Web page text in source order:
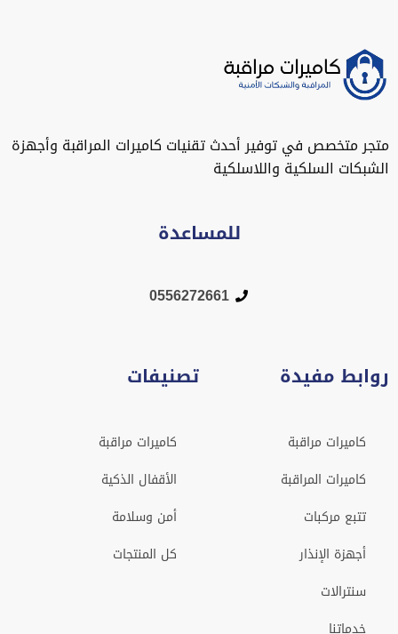
متجر متخصص في توفير أحدث تقنيات كاميرات المراقبة وأجهزة
الشبكات السلكية واللاسلكية
للمساعدة
0556272661
روابط مفيدة
كاميرات مراقبة
كاميرات المراقبة
تتبع مركبات
أجهزة الإنذار
سنترالات
خدماتنا
تصنيفات
كاميرات مراقبة
الأقفال الذكية
أمن وسلامة
كل المنتجات